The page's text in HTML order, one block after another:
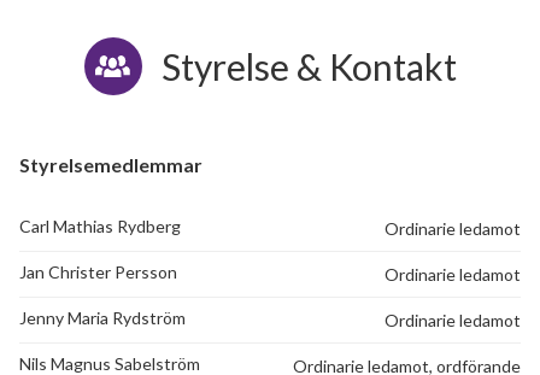
Styrelse & Kontakt
Styrelsemedlemmar
Carl Mathias Rydberg Ordinarie ledamot
Jan Christer Persson Ordinarie ledamot
Jenny Maria Rydström Ordinarie ledamot
Nils Magnus Sabelström Ordinarie ledamot, ordförande